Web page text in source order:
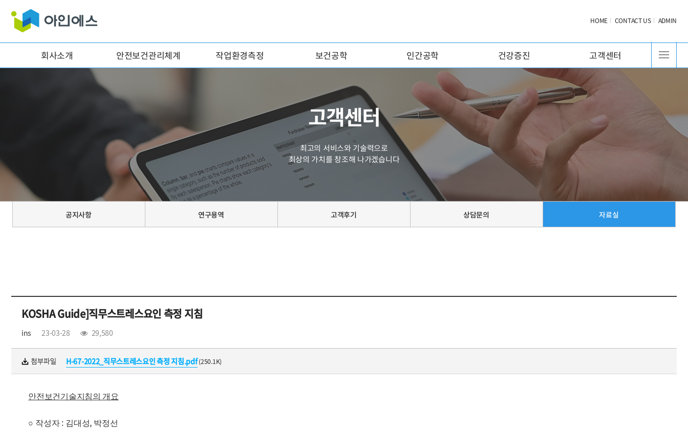
HOME CONTACT US ADMIN
회사소개 안전보건관리체계 작업환경측정 보건공학 인간공학 건강증진 고객센터
고객센터
최고의 서비스와 기술력으로
최상의 가치를 창조해 나가겠습니다
공지사항 연구용역 고객후기 상담문의 자료실
KOSHA Guide]직무스트레스요인 측정 지침
ins 23-03-28 29,580
H-67-2022_직무스트레스요인 측정 지침.pdf(250.1K)
안전보건기술지침의 개요
○ 작성자 : 김대성, 박정선